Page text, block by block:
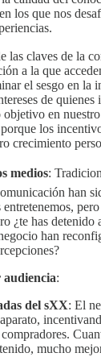
los que nos
las claves de la
a la que
el sesgo en la
de quienes
en
los
crecimiento
medios:
han
¿te has detenido
han
audiencia:
del sXX: El
mucho